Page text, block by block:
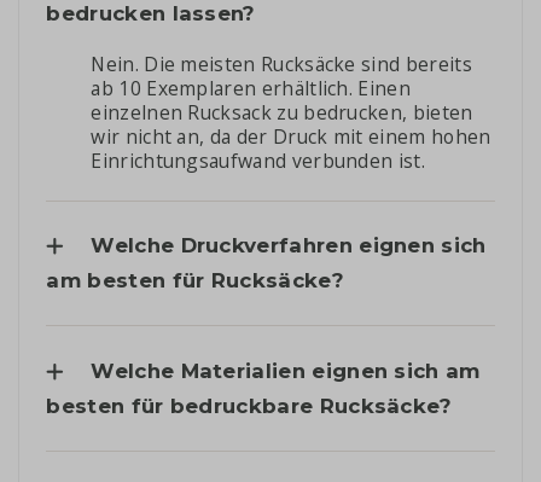
bedrucken lassen?
Nein. Die meisten Rucksäcke sind bereits
ab 10 Exemplaren erhältlich. Einen
einzelnen Rucksack zu bedrucken, bieten
wir nicht an, da der Druck mit einem hohen
Einrichtungsaufwand verbunden ist.
Welche Druckverfahren eignen sich
am besten für Rucksäcke?
Welche Materialien eignen sich am
besten für bedruckbare Rucksäcke?